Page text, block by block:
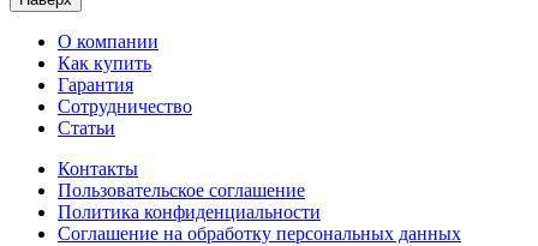
О компании
Как купить
Гарантия
Сотрудничество
Статьи
Контакты
Пользовательское соглашение
Политика конфиденциальности
Соглашение на обработку персональных данных